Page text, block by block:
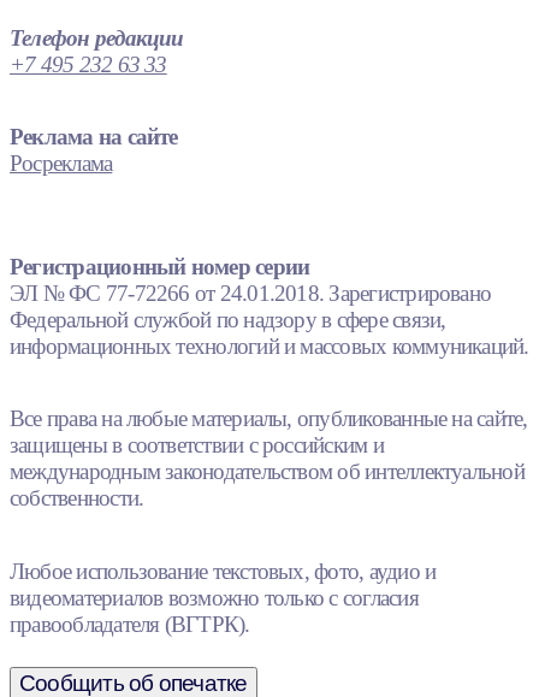
Телефон редакции
+7 495 232 63 33
Реклама на сайте
Росреклама
Регистрационный номер серии
ЭЛ № ФС 77-72266 от 24.01.2018. Зарегистрировано
Федеральной службой по надзору в сфере связи,
информационных технологий и массовых коммуникаций.
Все права на любые материалы, опубликованные на сайте,
защищены в соответствии с российским и
международным законодательством об интеллектуальной
собственности.
Любое использование текстовых, фото, аудио и
видеоматериалов возможно только с согласия
правообладателя (ВГТРК).
Сообщить об опечатке